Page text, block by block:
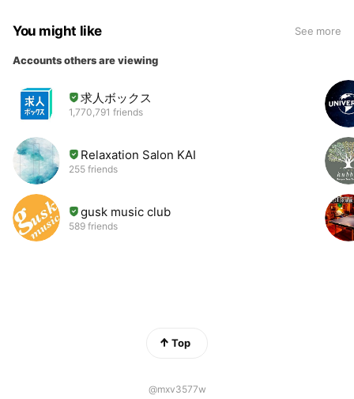
You might like See more
Accounts others are viewing
求人ボックス
1,770,791 friends
Relaxation Salon KAI
255 friends
gusk music club
589 friends
Top
@mxv3577w